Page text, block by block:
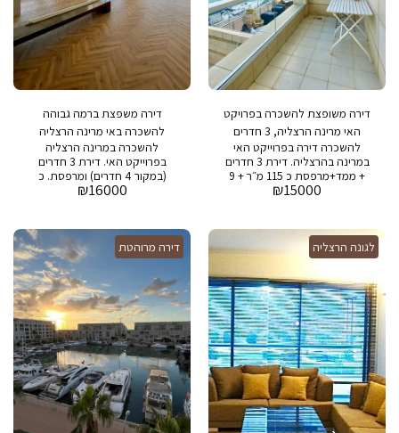
דירה משופצת להשכרה בפרויקט
האי מרינה הרצליה, 3 חדרים
להשכרה דירה בפרוייקט האי
במרינה בהרצליה. דירת 3 חדרים
+ ממד+מרפסת כ 115 מ״ר + 9
מ״ר מרפסת בבניין : בריכת
₪15000
דירה משפצת ברמה גבוהה
להשכרה באי מרינה הרצליה
להשכרה במרינה הרצליה
בפרוייקט האי. דירת 3 חדרים
(במקור 4 חדרים) ומרפסת. כ
₪16000
לגונה הרצליה דירה מרוהטת